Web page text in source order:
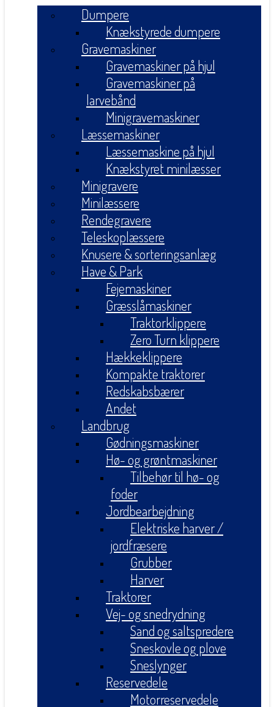
Dumpere
Knækstyrede dumpere
Gravemaskiner
Gravemaskiner på hjul
Gravemaskiner på
larvebånd
Minigravemaskiner
Læssemaskiner
Læssemaskine på hjul
Knækstyret minilæsser
Minigravere
Minilæssere
Rendegravere
Teleskoplæssere
Knusere & sorteringsanlæg
Have & Park
Fejemaskiner
Græsslåmaskiner
Traktorklippere
Zero Turn klippere
Hækkeklippere
Kompakte traktorer
Redskabsbærer
Andet
Landbrug
Gødningsmaskiner
Hø- og grøntmaskiner
Tilbehør til hø- og
foder
Jordbearbejdning
Elektriske harver /
jordfræsere
Grubber
Harver
Traktorer
Vej- og snedrydning
Sand og saltspredere
Sneskovle og plove
Sneslynger
Reservedele
Motorreservedele